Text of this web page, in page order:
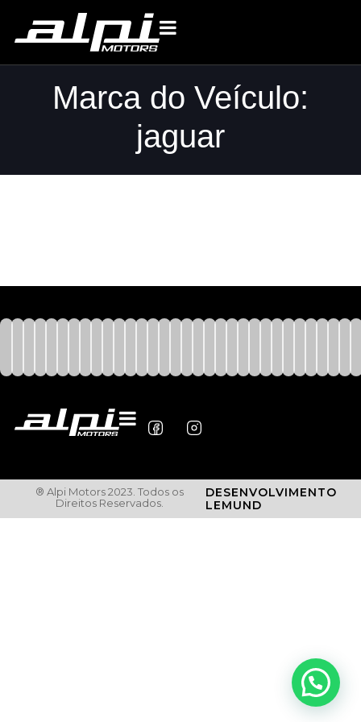
Marca do Veículo:
jaguar
® Alpi Motors 2023. Todos os
Direitos Reservados.
DESENVOLVIMENTO
LEMUND